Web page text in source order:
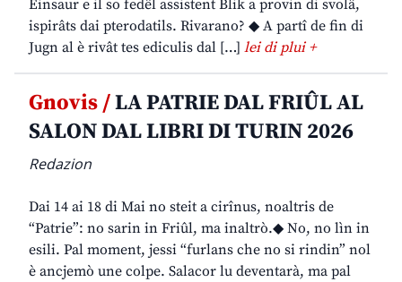
Einsaur e il so fedêl assistent Blik a provin di svolâ,
ispirâts dai pterodatils. Rivarano? ◆ A partî de fin di
Jugn al è rivât tes ediculis dal […] lei di plui +
Gnovis /LA PATRIE DAL FRIÛL AL
SALON DAL LIBRI DI TURIN 2026
Redazion
Dai 14 ai 18 di Mai no steit a cirînus, noaltris de
“Patrie”: no sarin in Friûl, ma inaltrò.◆ No, no lìn in
esili. Pal moment, jessi “furlans che no si rindin” nol
è ancjemò une colpe. Salacor lu deventarà, ma pal